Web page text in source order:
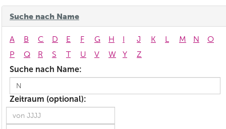
Suche nach Name
A B C D E F G H I J K L M N
O
P
Q R S T U V W Y Z
Suche nach Name:
Zeitraum (optional):